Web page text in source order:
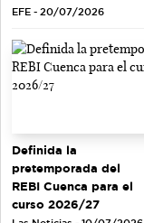
EFE - 20/07/2026
Definida la
pretemporada del
REBI Cuenca para el
curso 2026/27